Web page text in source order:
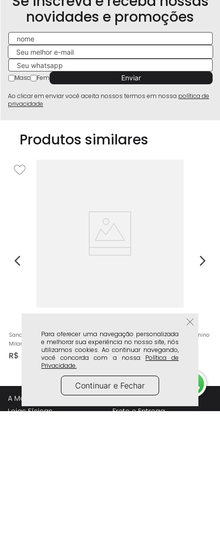
Para oferecer uma navegação personalizada
e melhorar sua experiência no nosso site, nós
utilizamos cookies. Ao continuar navegando,
você concorda com a nossa Política de
Privacidade.
Continuar e Fechar
novidades e promoções
Masc Fem
Ao clicar em enviar você aceita nossos termos em nossa política de
privacidade
Produtos similares
Sandália Rasteira Aberta Estilo Boho com Tira Slide e Maxi Corrente Feminino
Milano Caramelo 14257
R$ 90
A Marca
Lojas Físicas
Atendimento
Frete e Entrega